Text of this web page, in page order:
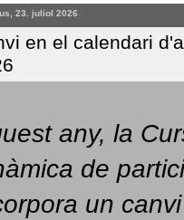
23. juliol 2026
en el calendari
any, la
de
un